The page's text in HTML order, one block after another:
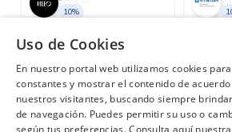
10%
Guayaquil
Uso de Cookies
En nuestro portal web utilizamos cookies
constantes y mostrar el contenido de
nuestros visitantes, buscando siempre
de navegación. Puedes permitir su uso o
según tus preferencias. Consulta aquí